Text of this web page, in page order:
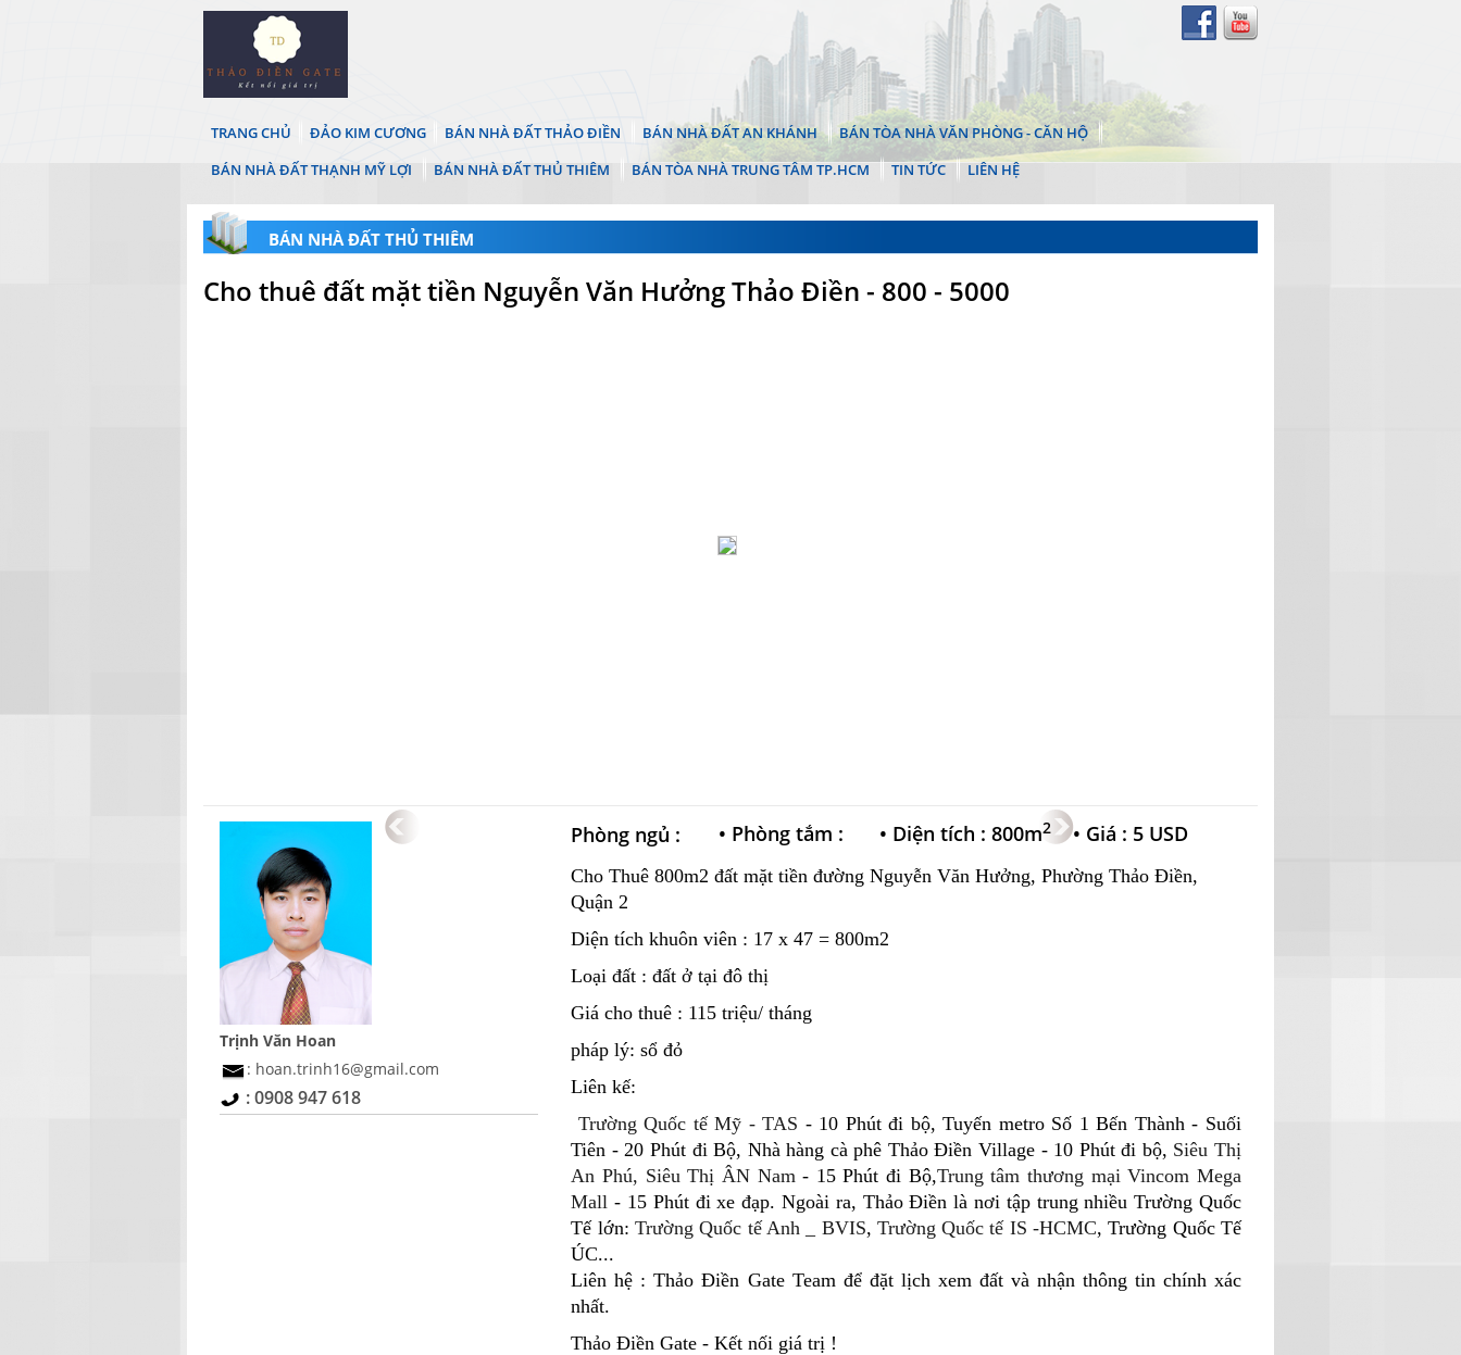
TRANG CHỦ ĐẢO KIM CƯƠNG BÁN NHÀ ĐẤT THẢO ĐIỀN BÁN NHÀ ĐẤT AN KHÁNH
BÁN TÒA NHÀ VĂN PHÒNG - CĂN HỘ
BÁN NHÀ ĐẤT THẠNH MỸ LỢI
BÁN NHÀ ĐẤT THỦ THIÊM BÁN TÒA NHÀ TRUNG TÂM TP.HCM TIN TỨC LIÊN HỆ
BÁN NHÀ ĐẤT THỦ THIÊM
Cho thuê đất mặt tiền Nguyễn Văn Hưởng Thảo Điền - 800 - 5000
Trịnh Văn Hoan
: hoan.trinh16@gmail.com
: 0908 947 618
Phòng ngủ : • Phòng tắm : • Diện tích : 800m2 • Giá : 5 USD
Cho Thuê 800m2 đất mặt tiền đường Nguyễn Văn Hưởng, Phường Thảo Điền,
Quận 2
Diện tích khuôn viên : 17 x 47 = 800m2
Loại đất : đất ở tại đô thị
Giá cho thuê : 115 triệu/ tháng
pháp lý: sổ đỏ
Liên kế:
Trường Quốc tế Mỹ - TAS - 10 Phút đi bộ, Tuyến metro Số 1 Bến Thành - Suối
Tiên - 20 Phút đi Bộ, Nhà hàng cà phê Thảo Điền Village - 10 Phút đi bộ, Siêu Thị
An Phú, Siêu Thị ÂN Nam- 15 Phút đi Bộ,Trung tâm thương mại Vincom Mega
Mall - 15 Phút đi xe đạp. Ngoài ra, Thảo Điền là nơi tập trung nhiều Trường Quốc
Tế lớn: Trường Quốc tế Anh _ BVIS, Trường Quốc tế IS -HCMC, Trường Quốc Tế
ÚC...
Liên hệ : Thảo Điền Gate Team để đặt lịch xem đất và nhận thông tin chính xác
nhất.
Thảo Điền Gate - Kết nối giá trị !